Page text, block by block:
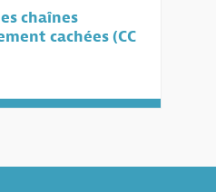
chaînes
cachées (CC